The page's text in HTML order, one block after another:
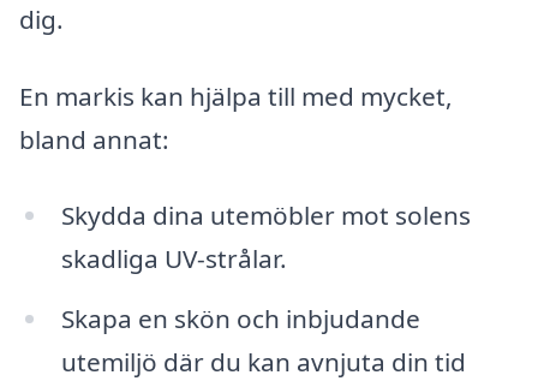
dig.
En markis kan hjälpa till med mycket,
bland annat:
Skydda dina utemöbler mot solens
skadliga UV-strålar.
Skapa en skön och inbjudande
utemiljö där du kan avnjuta din tid